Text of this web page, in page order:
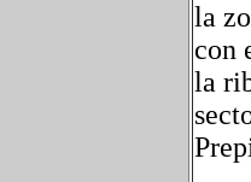
la
con
la